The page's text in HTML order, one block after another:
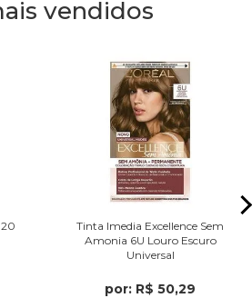
vendidos
Tinta Imedia Excellence Sem
Amonia 6U Louro Escuro
Universal
por: R$ 50,29